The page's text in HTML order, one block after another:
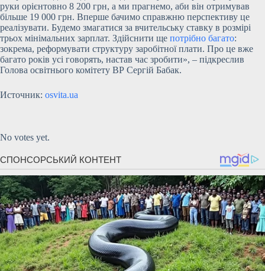
руки орієнтовно 8 200 грн, а ми прагнемо, аби він отримував
більше 19 000 грн. Вперше бачимо справжню перспективу це
реалізувати. Будемо змагатися за вчительську ставку в розмірі
трьох мінімальних зарплат. Здійснити ще потрібно багато:
зокрема, реформувати структуру заробітної плати. Про це вже
багато років усі говорять, настав час зробити», – підкреслив
Голова освітнього комітету ВР Сергій Бабак.
Источник: osvita.ua
No votes yet.